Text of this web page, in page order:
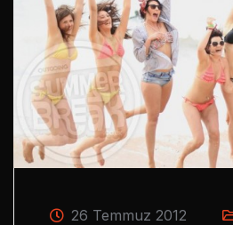
26 Temmuz 2012